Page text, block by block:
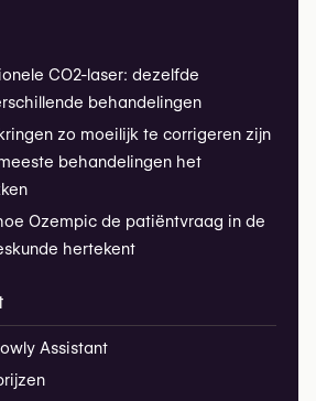
CO2-laser: dezelfde
behandelingen
zo moeilijk te corrigeren zijn
behandelingen het
Ozempic de patiëntvraag in de
hertekent
Assistant